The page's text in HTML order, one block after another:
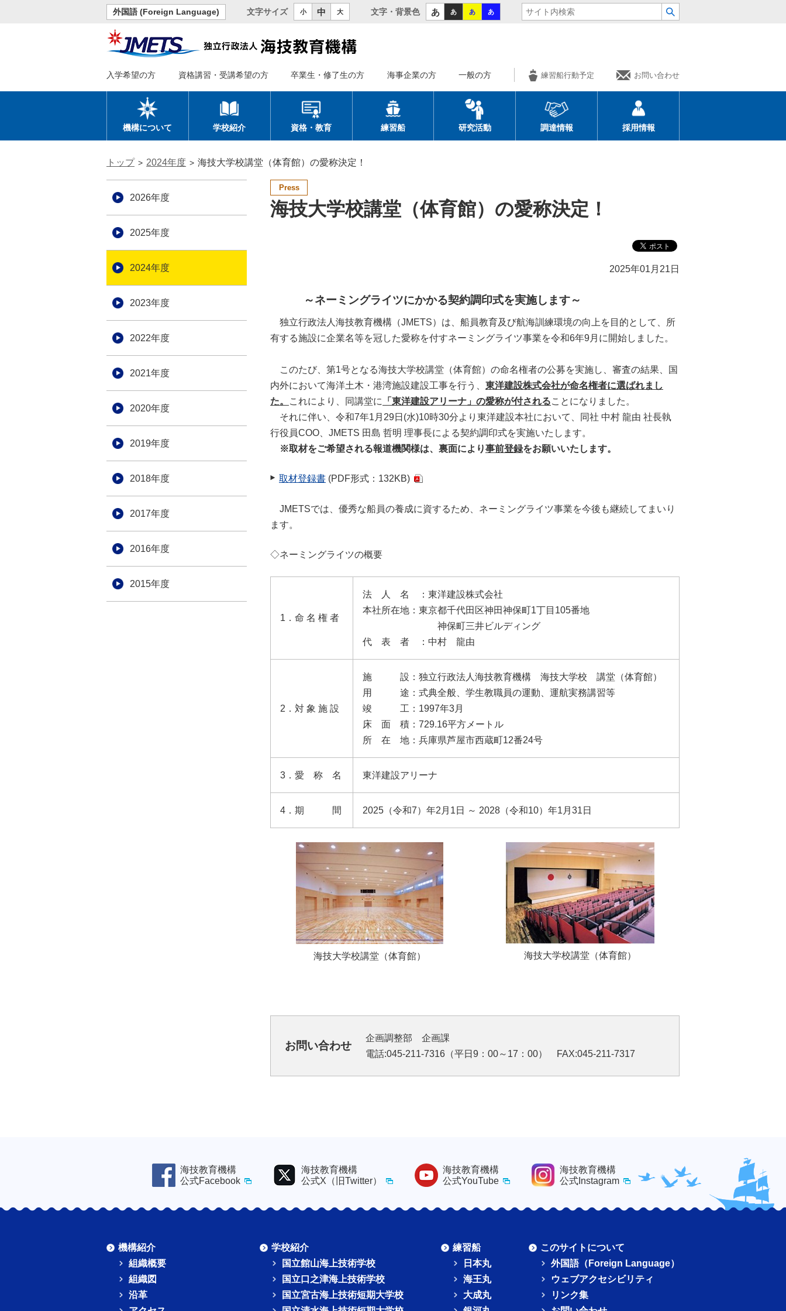
外国語 (Foreign Language) 文字サイズ 小 中 大 文字・背景色 あ あ あ あ
入学希望の方 資格講習・受講希望の方 卒業生・修了生の方 海事企業の方 一般の方 練習船行動予定 お問い合わせ
機構について 学校紹介 資格・教育 練習船 研究活動 調達情報 採用情報
トップ 2024年度 海技大学校講堂（体育館）の愛称決定！
2026年度
2025年度
2024年度
2023年度
2022年度
2021年度
2020年度
2019年度
2018年度
2017年度
2016年度
2015年度
Press
海技大学校講堂（体育館）の愛称決定！
2025年01月21日
～ネーミングライツにかかる契約調印式を実施します～
独立行政法人海技教育機構（JMETS）は、船員教育及び航海訓練環境の向上を目的として、所
有する施設に企業名等を冠した愛称を付すネーミングライツ事業を令和6年9月に開始しました。
このたび、第1号となる海技大学校講堂（体育館）の命名権者の公募を実施し、審査の結果、国
内外において海洋土木・港湾施設建設工事を行う、 東洋建設株式会社が命名権者に選ばれまし
た。
これにより、同講堂に 「東洋建設アリーナ」の愛称が付されることになりました。
それに伴い、令和7年1月29日(水)10時30分より東洋建設本社において、同社 中村 龍由 社長執
行役員COO、JMETS 田島 哲明 理事長による契約調印式を実施いたします。
※取材をご希望される報道機関様は、裏面により事前登録をお願いいたします。
取材登録書 (PDF形式：132KB)
JMETSでは、優秀な船員の養成に資するため、ネーミングライツ事業を今後も継続してまいり
ます。
◇ネーミングライツの概要
1．命 名 権 者
法 人 名 ：東洋建設株式会社
本社所在地：東京都千代田区神田神保町1丁目105番地
神保町三井ビルディング
代 表 者 ：中村 龍由
2．対 象 施 設
施 設：独立行政法人海技教育機構 海技大学校 講堂（体育館）
用 途：式典全般、学生教職員の運動、運航実務講習等
竣 工：1997年3月
床 面 積：729.16平方メートル
所 在 地：兵庫県芦屋市西蔵町12番24号
3．愛 称 名 東洋建設アリーナ
4．期 間 2025（令和7）年2月1日 ～ 2028（令和10）年1月31日
海技大学校講堂（体育館） 海技大学校講堂（体育館）
お問い合わせ
企画調整部 企画課
電話:045-211-7316（平日9：00～17：00） FAX:045-211-7317
海技教育機構
公式Facebook
海技教育機構
公式X（旧Twitter）
海技教育機構
公式YouTube
海技教育機構
公式Instagram
機構紹介
組織概要
組織図
沿革
学校紹介
国立館山海上技術学校
国立口之津海上技術学校
国立宮古海上技術短期大学校
練習船
日本丸
海王丸
大成丸
このサイトについて
外国語（Foreign Language）
ウェブアクセシビリティ
リンク集